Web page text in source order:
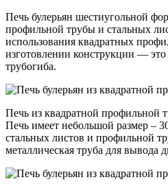
Печь булерьян шестиугольной
профильной трубы и стальных
использования квадратных
изготовлении конструкции — это
трубогиба.
Печь из квадратной профильной
Печь имеет небольшой размер –
стальных листов и профильной
металлическая труба для вывода